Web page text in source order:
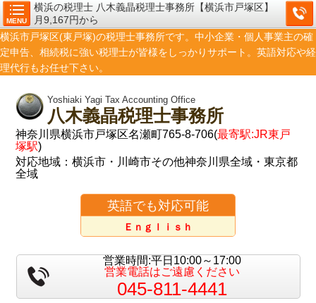
MENU
横浜の税理士 八木義晶税理士事務所【横浜市戸塚区】
月9,167円から
横浜市戸塚区(東戸塚)の税理士事務所です。中小企業・個人事業主の確
定申告、相続税に強い税理士が皆様をしっかりサポート。英語対応や経
理代行もお任せ下さい。
Yoshiaki Yagi Tax Accounting Office
八木義晶税理士事務所
神奈川県横浜市戸塚区名瀬町765-8-706(最寄駅:JR東戸
塚駅)
対応地域：横浜市・川崎市その他神奈川県全域・東京都
全域
英語でも対応可能
Ｅｎｇｌｉｓｈ
営業時間:平日10:00～17:00
営業電話はご遠慮ください
045-811-4441